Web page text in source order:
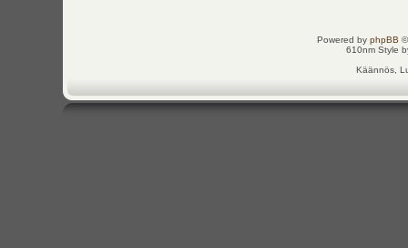
Powered by phpBB
610nm Style
Käännös,